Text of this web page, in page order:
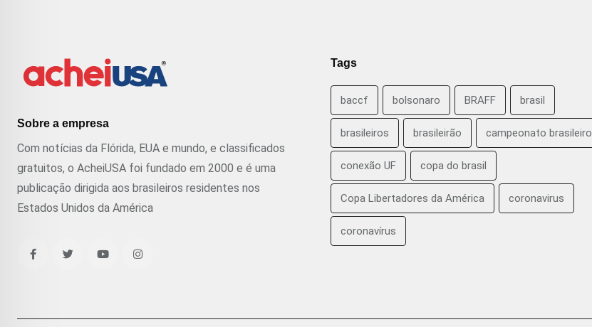
Sobre a empresa
Com notícias da Flórida, EUA e mundo, e classificados
gratuitos, o AcheiUSA foi fundado em 2000 e é uma
publicação dirigida aos brasileiros residentes nos
Estados Unidos da América
Tags
baccf bolsonaro BRAFF brasil
brasileiros brasileirão campeonato brasileiro
conexão UF copa do brasil
Copa Libertadores da América coronavirus
coronavírus